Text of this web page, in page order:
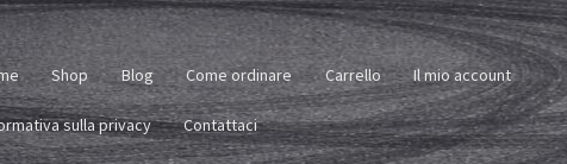
Shop Blog Come ordinare Carrello Il mio account
sulla privacy Contattaci